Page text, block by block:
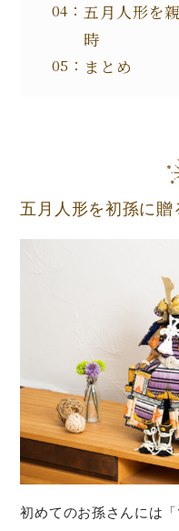
五月人形を
時
まとめ
五月人形を初孫に贈
初めてのお孫さんには